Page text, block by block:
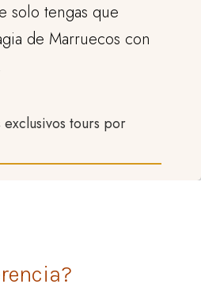
solo tengas que
de Marruecos con
tours por